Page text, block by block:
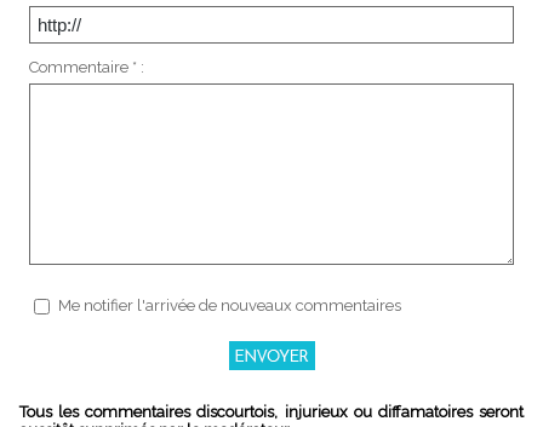
Commentaire * :
Me notifier l'arrivée de nouveaux commentaires
Tous les commentaires discourtois, injurieux ou diffamatoires seront